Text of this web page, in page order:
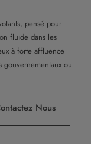
pensé pour
fluide dans les
à forte affluence
gouvernementaux ou
Nous